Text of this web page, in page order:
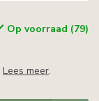
Op voorraad (79)
Lees meer.